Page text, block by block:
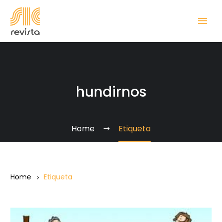
hundirnos
Home Etiqueta
Home Etiqueta